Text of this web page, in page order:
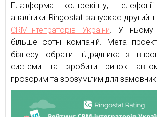
Платформа колтрекінгу,
аналітики Ringostat запускає другий
CRM-інтеграторів України. У ньому
більше сотні компаній. Мета
бізнесу обрати підрядника з
системи та зробити ринок
прозорим та зрозумілим для